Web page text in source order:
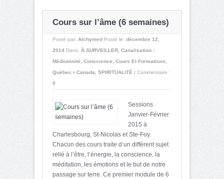
Cours sur l’âme (6 semaines)
Posté par: Alchymed Posté le: décembre 12,
2014 Dans: À SURVEILLER Canalisation -
Médiumnité
Conscience Cours Et Formations
Québec • Canada
SPIRITUALITÉ | Commentaire :
0
Sessions
Janvier-Février
2015 à
Charlesbourg, St-Nicolas et Ste-Foy.
Chacun des cours traite d’un différent sujet
relié à l’être, l’énergie, la conscience, la
méditation, les émotions et le but de notre
passage sur terre. Ce premier module de 6